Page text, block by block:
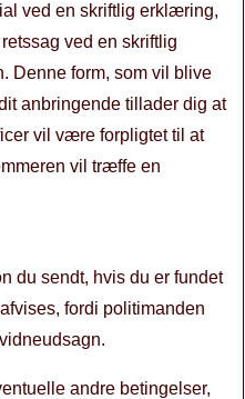
ved en skriftlig erklæring,
ved en skriftlig
Denne form, som vil blive
anbringende tillader dig at
vil være forpligtet til at
vil træffe en
du sendt, hvis du er fundet
fordi politimanden
andre betingelser,